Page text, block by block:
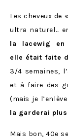
Les cheveux de «
ultra naturel…
la lacewig en
elle était faite
3/4 semaines,
et à faire des
(mais je
la garderai plus
Mais bon, 40e